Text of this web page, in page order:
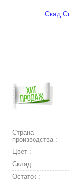
Скад
Страна
производства :
Цвет :
Склад :
Остаток :